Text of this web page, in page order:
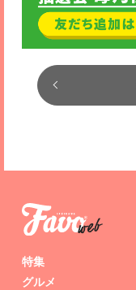
特集
グルメ